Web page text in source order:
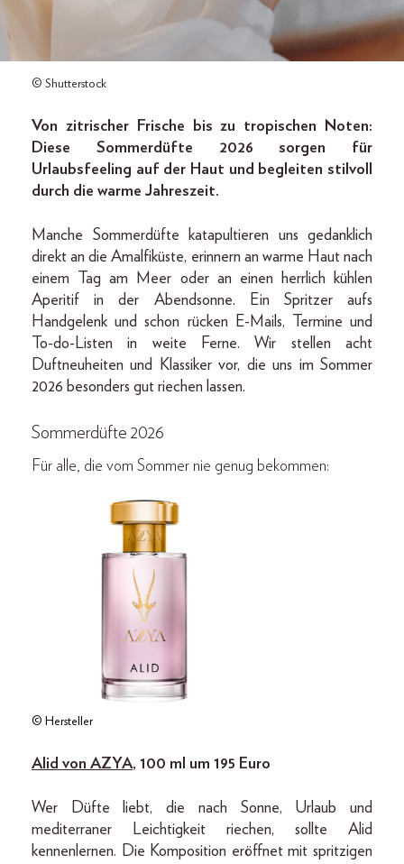
© Shutterstock
Von zitrischer Frische bis zu tropischen Noten:
Diese Sommerdüfte 2026 sorgen für
Urlaubsfeeling auf der Haut und begleiten stilvoll
durch die warme Jahreszeit.
Manche Sommerdüfte katapultieren uns gedanklich
direkt an die Amalfiküste, erinnern an warme Haut nach
einem Tag am Meer oder an einen herrlich kühlen
Aperitif in der Abendsonne. Ein Spritzer aufs
Handgelenk und schon rücken E-Mails, Termine und
To-do-Listen in weite Ferne. Wir stellen acht
Duftneuheiten und Klassiker vor, die uns im Sommer
2026 besonders gut riechen lassen.
Sommerdüfte 2026
Für alle, die vom Sommer nie genug bekommen:
© Hersteller
Alid von AZYA, 100 ml um 195 Euro
Wer Düfte liebt, die nach Sonne, Urlaub und
mediterraner Leichtigkeit riechen, sollte Alid
kennenlernen. Die Komposition eröffnet mit spritzigen